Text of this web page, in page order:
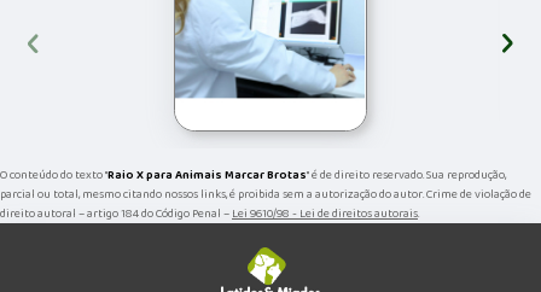
‹ ›
O conteúdo do texto "Raio X para Animais Marcar Brotas" é de direito reservado. Sua reprodução,
parcial ou total, mesmo citando nossos links, é proibida sem a autorização do autor. Crime de violação de
direito autoral – artigo 184 do Código Penal –Lei 9610/98 - Lei de direitos autorais.